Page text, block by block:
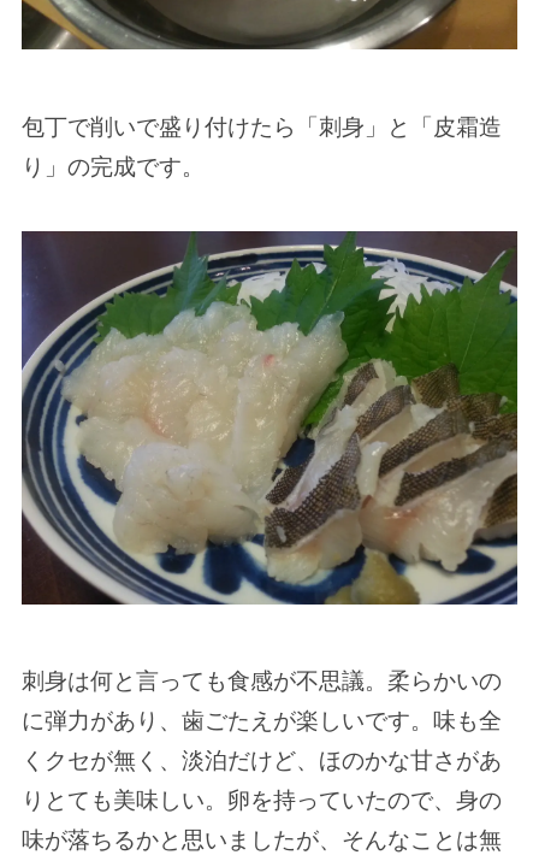
包丁で削いで盛り付けたら「刺身」と「皮霜造
り」の完成です。
刺身は何と言っても食感が不思議。柔らかいの
に弾力があり、歯ごたえが楽しいです。味も全
くクセが無く、淡泊だけど、ほのかな甘さがあ
りとても美味しい。卵を持っていたので、身の
味が落ちるかと思いましたが、そんなことは無